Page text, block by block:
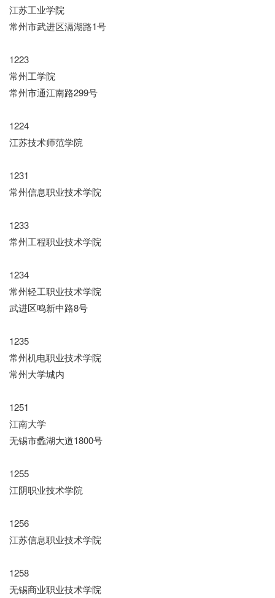
江苏工业学院
常州市武进区滆湖路1号
1223
常州工学院
常州市通江南路299号
1224
江苏技术师范学院
1231
常州信息职业技术学院
1233
常州工程职业技术学院
1234
常州轻工职业技术学院
武进区鸣新中路8号
1235
常州机电职业技术学院
常州大学城内
1251
江南大学
无锡市蠡湖大道1800号
1255
江阴职业技术学院
1256
江苏信息职业技术学院
1258
无锡商业职业技术学院